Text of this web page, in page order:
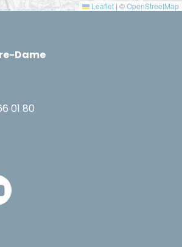
Leaflet | ©OpenStreetMap
Dame
01 80